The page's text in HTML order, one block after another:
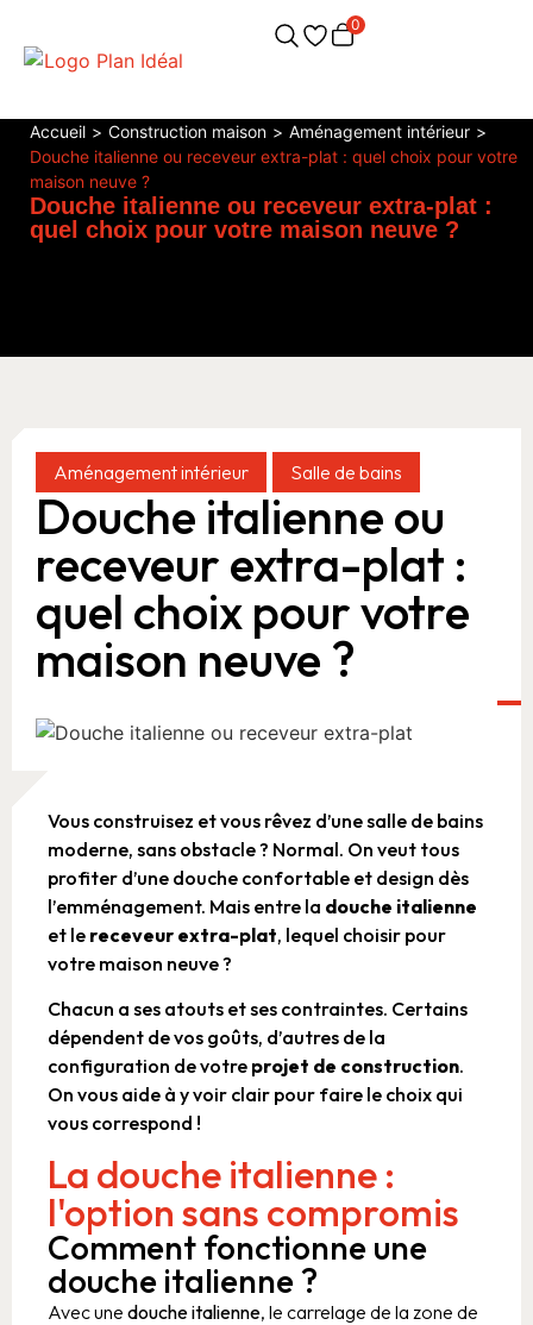
0
Accueil > Construction maison > Aménagement intérieur >
Douche italienne ou receveur extra-plat : quel choix pour votre
maison neuve ?
Douche italienne ou receveur extra-plat :
quel choix pour votre maison neuve ?
Aménagement intérieur Salle de bains
Douche italienne ou
receveur extra-plat :
quel choix pour votre
maison neuve ?
Vous construisez et vous rêvez d’une salle de bains
moderne, sans obstacle ? Normal. On veut tous
profiter d’une douche confortable et design dès
l’emménagement. Mais entre la douche italienne
et le receveur extra-plat, lequel choisir pour
votre maison neuve ?
Chacun a ses atouts et ses contraintes. Certains
dépendent de vos goûts, d’autres de la
configuration de votre projet de construction.
On vous aide à y voir clair pour faire le choix qui
vous correspond !
La douche italienne :
l'option sans compromis
Comment fonctionne une
douche italienne ?
Avec une douche italienne, le carrelage de la zone de